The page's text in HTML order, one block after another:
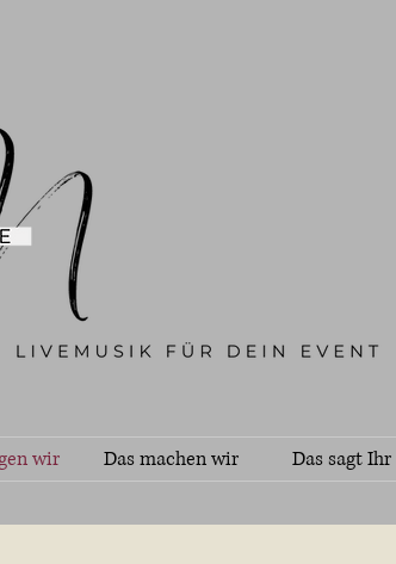
wir Das machen wir Das sagt Ihr